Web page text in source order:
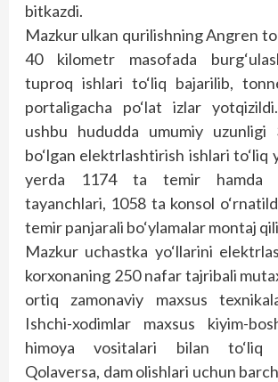
bitkazdi.
Mazkur ulkan qurilishning Angren
40 kilometr masofada
tuproq ishlari to‘liq bajarilib,
portaligacha po‘lat izlar
ushbu hududda umumiy uzunligi
bo‘lgan elektrlashtirish ishlari to‘liq
yerda 1174 ta temir hamda
tayanchlari, 1058 ta konsol
temir panjarali bo‘ylamalar montaj
Mazkur uchastka yo‘llarini
korxonaning 250 nafar tajribali
ortiq zamonaviy maxsus
Ishchi-xodimlar maxsus kiyim-
himoya vositalari bilan to‘liq
Qolaversa, dam olishlari uchun